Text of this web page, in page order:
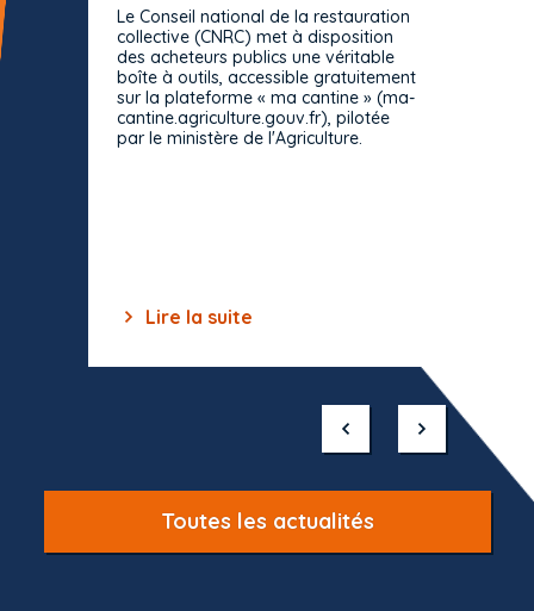
Le Conseil national de la restauration
collective (CNRC) met à disposition
des acheteurs publics une véritable
boîte à outils, accessible gratuitement
sur la plateforme « ma cantine » (ma-
cantine.agriculture.gouv.fr), pilotée
par le ministère de l'Agriculture.
Lire la suite
Toutes les actualités